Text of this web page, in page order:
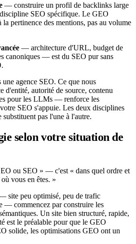
— construire un profil de backlinks large
SEO spécifique. Le GEO
la pertinence des mentions, pas au volume
— architecture d'URL, budget de
canoniques — est du SEO pur sans
une agence SEO. Ce que nous
d'entité, autorité de source, contenu
pour les LLMs — renforce les
SEO s'appuie. Les deux disciplines
substituent pas l'une à l'autre.
selon votre situation de
ou SEO » — c'est « dans quel ordre et
vous en êtes. »
site peu optimisé, peu de trafic
— commencez par construire les
Un site bien structuré, rapide,
est le préalable pour que le GEO
solide, les optimisations GEO ont un